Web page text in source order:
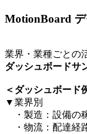
MotionBoard
業界・業種ごとの
ダッシュボードサ
＜ダッシュボード
▼業界別​
・製造：設備の
・物流：配達経